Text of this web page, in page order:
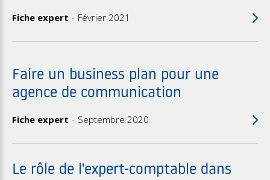
Fiche expert Février 2021
Faire un business plan pour une
agence de communication
Fiche expert Septembre 2020
Le rôle de l'expert-comptable dans